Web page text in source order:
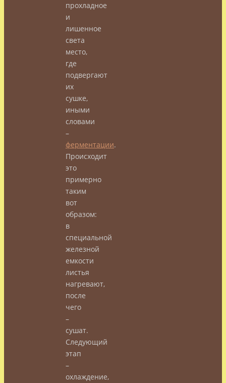
прохладное
и
лишенное
света
место,
где
подвергают
их
сушке,
иными
словами
–
ферментации.
Происходит
это
примерно
таким
вот
образом:
в
специальной
железной
емкости
листья
нагревают,
после
чего
–
сушат.
Следующий
этап
–
охлаждение,